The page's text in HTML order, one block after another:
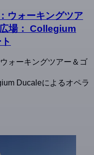
ウォーキングツア
場： Collegium
ォーキングツアー＆ゴ
Ducaleによるオペラ